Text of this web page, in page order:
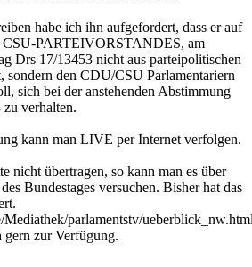
habe ich ihn aufgefordert, dass er auf
CSU-PARTEIVORSTANDES, am
Drs 17/13453 nicht aus parteipolitischen
sondern den CDU/CSU Parlamentariern
sich bei der anstehenden Abstimmung
verhalten.
kann man LIVE per Internet verfolgen.
nicht übertragen, so kann man es über
Bundestages versuchen. Bisher hat das
parlamentstv/
gern zur Verfügung.